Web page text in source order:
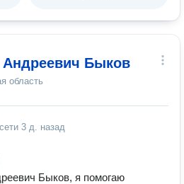
Быков
область
3 д. назад
Быков, я помогаю